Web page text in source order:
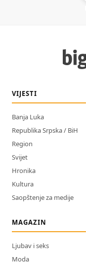
VIJESTI
Banja Luka
Republika Srpska / BiH
Region
Svijet
Hronika
Kultura
Saopštenje za medije
MAGAZIN
Ljubav i seks
Moda